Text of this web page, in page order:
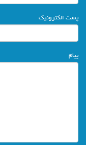
پست الکترونیک
پیام